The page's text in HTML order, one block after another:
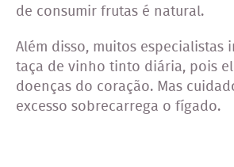
de consumir frutas é natural.
Além disso, muitos especialistas
taça de vinho tinto diária, pois
doenças do coração. Mas
excesso sobrecarrega o fígado.